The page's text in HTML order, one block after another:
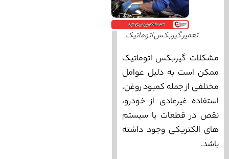
تعمیر گیربکس اتوماتیک
مشکلات گیربکس اتوماتیک
ممکن است به دلیل عوامل
مختلفی از جمله کمبود روغن،
استفاده غیرعادی از خودرو،
نقص در قطعات یا سیستم‌
های الکتریکی وجود داشته
باشد.